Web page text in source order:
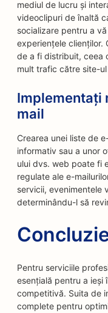
mediul de lucru și
videoclipuri de înaltă
socializare pentru a
experiențele clienților.
de a fi distribuit, ceea
mult trafic către site-
Implementați
mail
Crearea unei liste de
informativ sau a unor
ului dvs. web poate fi
regulate ale e-
servicii, evenimentele
determinându-l să
Pentru serviciile
esențială pentru a ieși
competitivă. Suita de
complete pentru